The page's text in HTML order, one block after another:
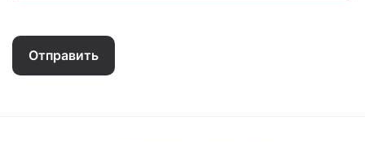
Отправить